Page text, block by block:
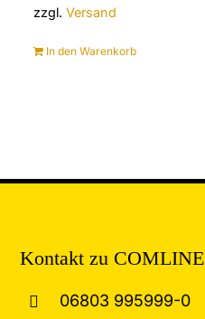
755,00 €
zzgl.Versand
In den Warenkorb
Kontakt zu COMLINE
06803 995999-0